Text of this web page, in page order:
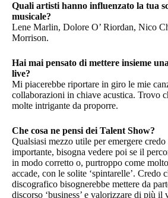
Quali artisti hanno influenzato la tua
musicale?
Lene Marlin, Dolore O’ Riordan, Nico
Morrison.
Hai mai pensato di mettere insieme
live?
Mi piacerebbe riportare in giro le mie
collaborazioni in chiave acustica. Trovo
molte intrigante da proporre.
Che cosa ne pensi dei Talent Show?
Qualsiasi mezzo utile per emergere credo
importante, bisogna vedere poi se il
in modo corretto o, purtroppo come
accade, con le solite ‘spintarelle’. Credo
discografico bisognerebbe mettere da
discorso ‘business’ e valorizzare di più il